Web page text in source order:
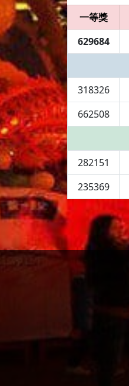
一等獎
629684
318326
662508
282151
235369